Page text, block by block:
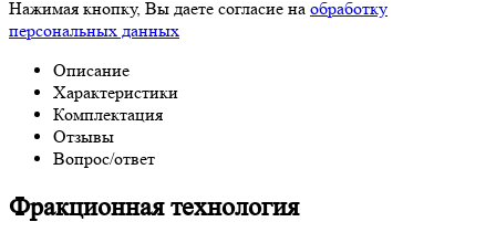
Нажимая кнопку, Вы даете согласие на обработку
персональных данных
Описание
Характеристики
Комплектация
Отзывы
Вопрос/ответ
Фракционная технология